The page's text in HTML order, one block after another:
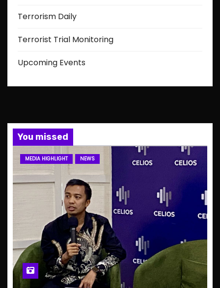
Terrorism Daily
Terrorist Trial Monitoring
Upcoming Events
You missed
MEDIA HIGHLIGHT NEWS